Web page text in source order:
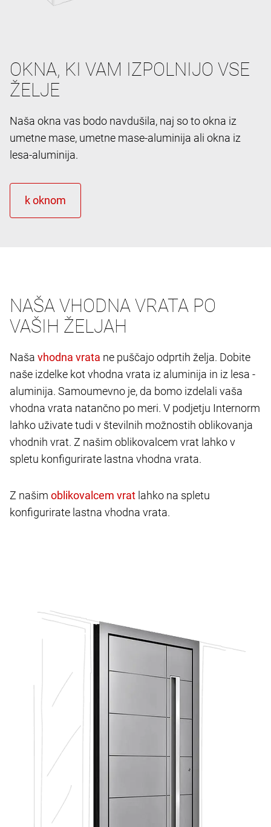
OKNA, KI VAM IZPOLNIJO VSE
ŽELJE
Naša okna vas bodo navdušila, naj so to okna iz
umetne mase, umetne mase-aluminija ali okna iz
lesa-aluminija.
NAŠA VHODNA VRATA PO
VAŠIH ŽELJAH
Naša
ne puščajo odprtih želja. Dobite
naše izdelke kot vhodna vrata iz aluminija in iz lesa -
aluminija. Samoumevno je, da bomo izdelali vaša
vhodna vrata natančno po meri. V podjetju Internorm
lahko uživate tudi v številnih možnostih oblikovanja
vhodnih vrat. Z našim oblikovalcem vrat lahko v
spletu konfigurirate lastna vhodna vrata.
Z našim
lahko na spletu
konfigurirate lastna vhodna vrata.